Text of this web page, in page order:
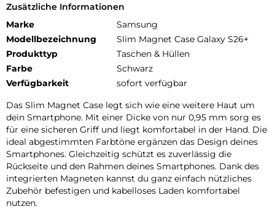
Zusätzliche Informationen
Marke
Samsung
Modellbezeichnung
Slim Magnet Case Galaxy S26+
Produkttyp
Taschen & Hüllen
Farbe
Schwarz
Verfügbarkeit
sofort verfügbar
Das Slim Magnet Case legt sich wie eine weitere Haut um
dein Smartphone. Mit einer Dicke von nur 0,95 mm sorg es
für eine sicheren Griff und liegt komfortabel in der Hand. Die
ideal abgestimmten Farbtöne ergänzen das Design deines
Smartphones. Gleichzeitig schützt es zuverlässig die
Rückseite und den Rahmen deines Smartphones. Dank des
integrierten Magneten kannst du ganz einfach nützliches
Zubehör befestigen und kabelloses Laden komfortabel
nutzen.